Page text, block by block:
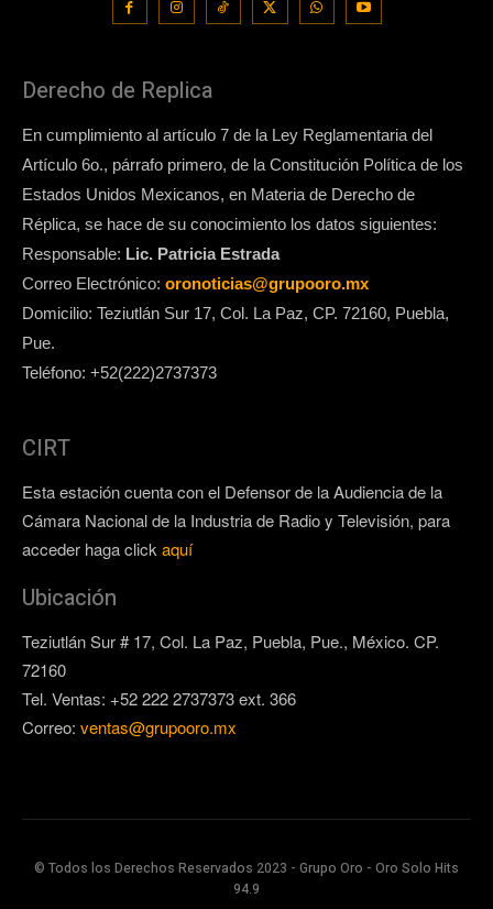
Derecho de Replica
En cumplimiento al artículo 7 de la Ley Reglamentaria del
Artículo 6o., párrafo primero, de la Constitución Política de los
Estados Unidos Mexicanos, en Materia de Derecho de
Réplica, se hace de su conocimiento los datos siguientes:
Responsable: Lic. Patricia Estrada
Correo Electrónico: oronoticias@grupooro.mx
Domicilio: Teziutlán Sur 17, Col. La Paz, CP. 72160, Puebla,
Pue.
Teléfono: +52(222)2737373
CIRT
Esta estación cuenta con el Defensor de la Audiencia de la
Cámara Nacional de la Industria de Radio y Televisión, para
acceder haga clickaquí
Ubicación
Teziutlán Sur # 17, Col. La Paz, Puebla, Pue., México. CP.
72160
Tel. Ventas: +52 222 2737373 ext. 366
Correo: ventas@grupooro.mx
© Todos los Derechos Reservados 2023 - Grupo Oro - Oro Solo Hits
94.9